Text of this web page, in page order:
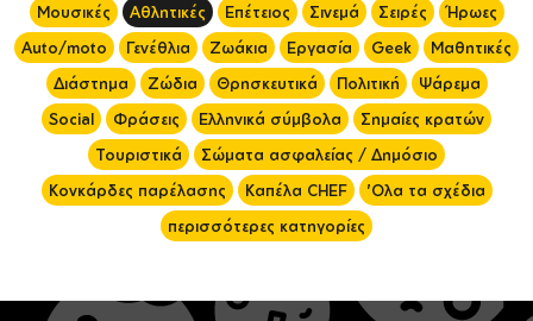
Μουσικές
Αθλητικές Επέτειος Σινεμά Σειρές
Ήρωες
Auto/moto
Γενέθλια Ζωάκια Εργασία Geek
Μαθητικές
Διάστημα
Ζώδια Θρησκευτικά Πολιτική
Ψάρεμα
Social
Φράσεις Ελληνικά σύμβολα
Σημαίες κρατών
Τουριστικά
Σώματα ασφαλείας / Δημόσιο
Κονκάρδες παρέλασης
Καπέλα CHEF
'Ολα τα σχέδια
περισσότερες κατηγορίες